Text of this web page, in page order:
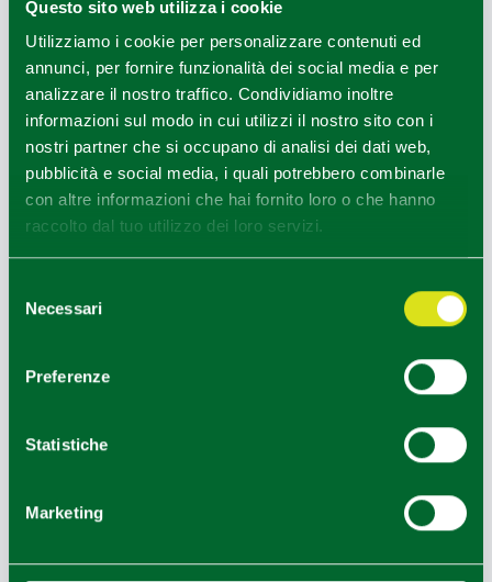
Questo sito web utilizza i cookie
Utilizziamo i cookie per personalizzare contenuti ed
annunci, per fornire funzionalità dei social media e per
analizzare il nostro traffico. Condividiamo inoltre
informazioni sul modo in cui utilizzi il nostro sito con i
nostri partner che si occupano di analisi dei dati web,
pubblicità e social media, i quali potrebbero combinarle
con altre informazioni che hai fornito loro o che hanno
raccolto dal tuo utilizzo dei loro servizi.
delNecessari
Preferenze
Statistiche
Marketing
Reggio Emilia, Podere Giardino, tre soci
1 1
HOW TO GET
−